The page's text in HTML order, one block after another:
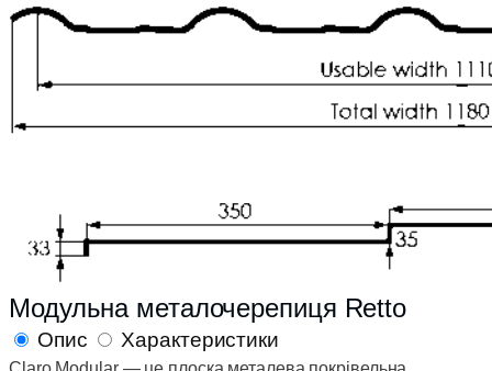
Модульна металочерепиця Retto
Опис Характеристики